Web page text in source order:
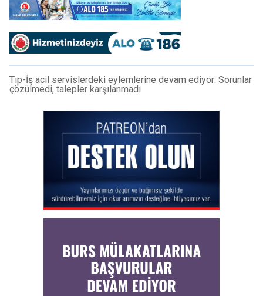
Tıp-İş acil servislerdeki eylemlerine devam ediyor: Sorunlar
çözülmedi, talepler karşılanmadı